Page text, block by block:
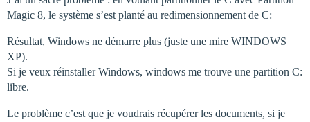
Magic 8, le système s’est planté au redimensionnement de C:
Résultat, Windows ne démarre plus (juste une mire WINDOWS
XP).
Si je veux réinstaller Windows, windows me trouve une partition C:
libre.
Le problème c’est que je voudrais récupérer les documents, si je